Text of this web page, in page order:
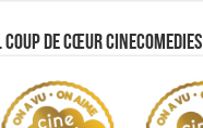
de Cœur CineComedies